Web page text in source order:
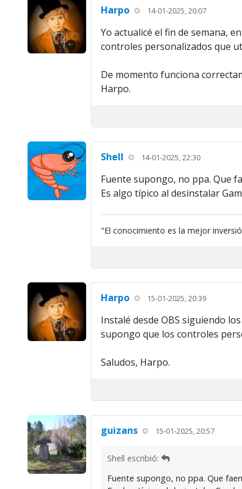
Harpo 14-01-2025, 20:07
Yo actualicé el fin de semana,
controles personalizados que
De momento funciona
Harpo.
Shell 14-01-2025, 22:30
Fuente supongo, no ppa. Que
Es algo típico al desinstalar
"El conocimiento es la mejor
Harpo 15-01-2025, 20:39
Instalé desde OBS siguiendo
supongo que los controles
Saludos, Harpo.
guizans 15-01-2025, 20:57
Shell escribió:
Fuente supongo, no ppa. Que